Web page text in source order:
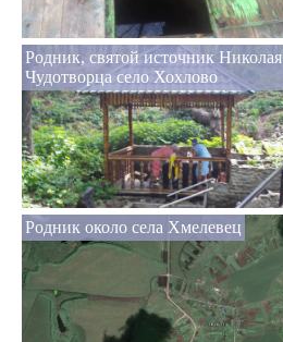
Родник, святой источник Николая
Чудотворца село Хохлово
Родник около села Хмелевец